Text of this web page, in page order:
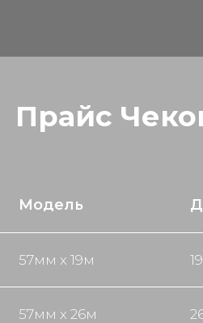
Прайс
Модель
57мм х 19м
57мм х 26м